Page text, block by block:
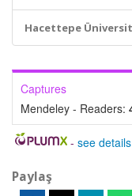
Hacettepe
Captures
Mendeley - Readers:
- see details
Paylaş